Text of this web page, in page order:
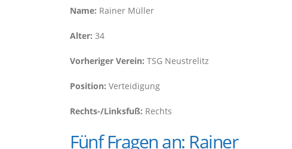
Name: Rainer Müller
Alter: 34
Vorheriger Verein: TSG Neustrelitz
Position: Verteidigung
Rechts-/Linksfuß: Rechts
Fünf Fragen an: Rainer